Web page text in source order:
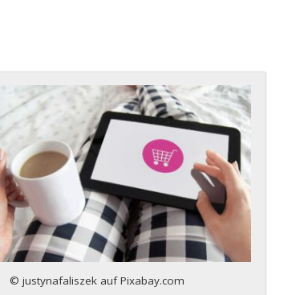
© justynafaliszek auf Pixabay.com